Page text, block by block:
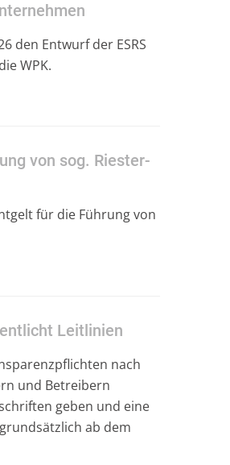
den Entwurf der ESRS
WPK.
von sog. Riester-
für die Führung von
Leitlinien
nach
und Betreibern
geben und eine
ab dem